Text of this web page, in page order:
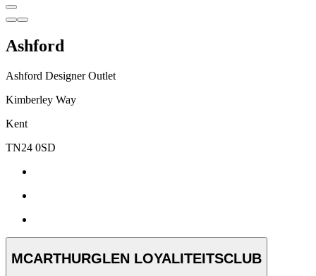
Ashford
Ashford Designer Outlet
Kimberley Way
Kent
TN24 0SD
MCARTHURGLEN LOYALITEITSCLUB